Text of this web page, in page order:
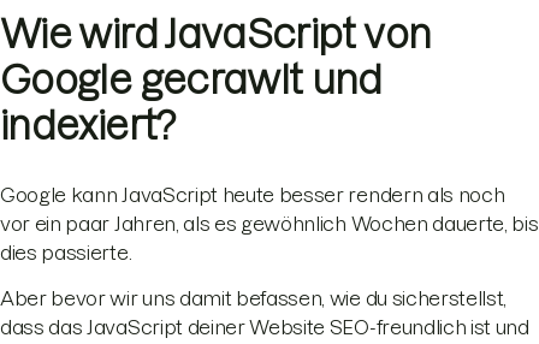
Wie wird JavaScript von
Google gecrawlt und
indexiert?
Google kann JavaScript heute besser rendern als noch
vor ein paar Jahren, als es gewöhnlich Wochen dauerte, bis
dies passierte.
Aber bevor wir uns damit befassen, wie du sicherstellst,
dass das JavaScript deiner Website SEO-freundlich ist und